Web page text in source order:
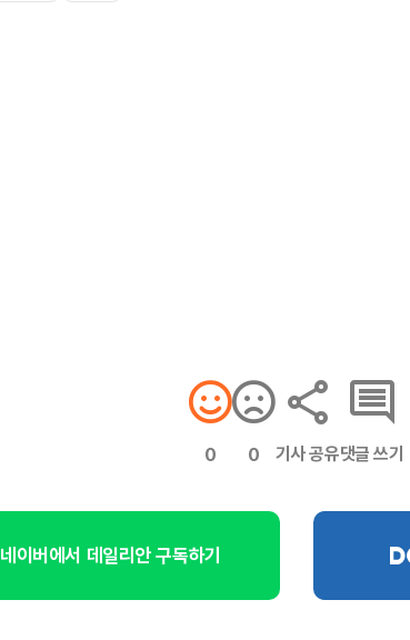
0 0 기사 공유댓글 쓰기
네이버에서 데일리안 구독하기